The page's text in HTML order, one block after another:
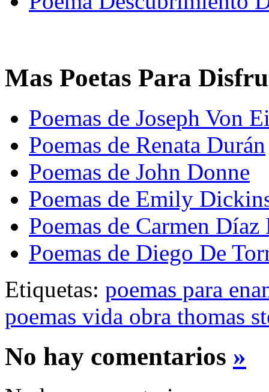
Mas Poetas Para
Poemas de Joseph Von
Poemas de Renata Durán
Poemas de John Donne
Poemas de Emily
Poemas de Carmen
Poemas de Diego De
Etiquetas: poemas para
poemas vida obra thomas
No hay comentarios »